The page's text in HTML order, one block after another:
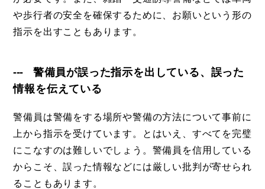
や歩行者の安全を確保するために、お願いという形の
指示を出すこともあります。
警備員が誤った指示を出している、誤った
情報を伝えている
警備員は警備をする場所や警備の方法について事前に
上から指示を受けています。とはいえ、すべてを完璧
にこなすのは難しいでしょう。警備員を信用している
からこそ、誤った情報などには厳しい批判が寄せられ
ることもあります。